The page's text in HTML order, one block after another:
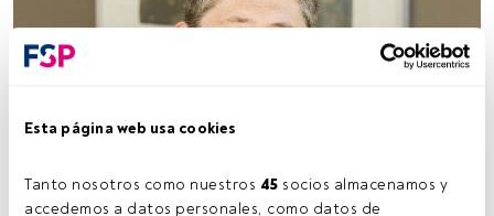
Esta página web usa cookies
Tanto nosotros como nuestros 45 socios almacenamos y
accedemos a datos personales, como datos de